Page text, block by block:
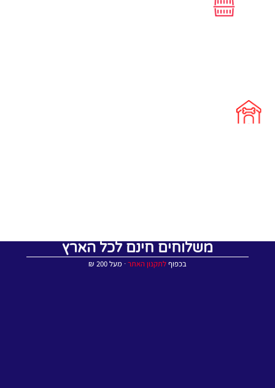
משלוחים חינם לכל הארץ
בכפוףלתקנון האתר∙ מעל 200 ₪